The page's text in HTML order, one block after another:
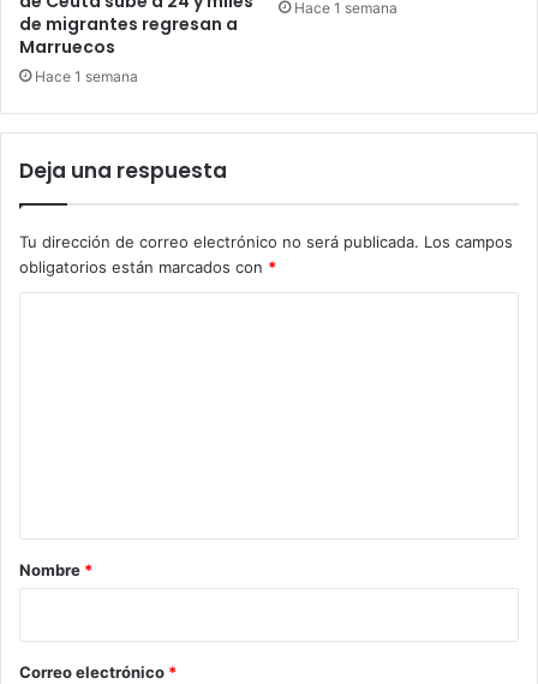
de migrantes regresan a
Marruecos
Hace 1 semana
Hace 1 semana
Deja una respuesta
Tu dirección de correo electrónico no será publicada. Los campos
obligatorios están marcados con *
r
*
Nombre *
Correo electrónico *